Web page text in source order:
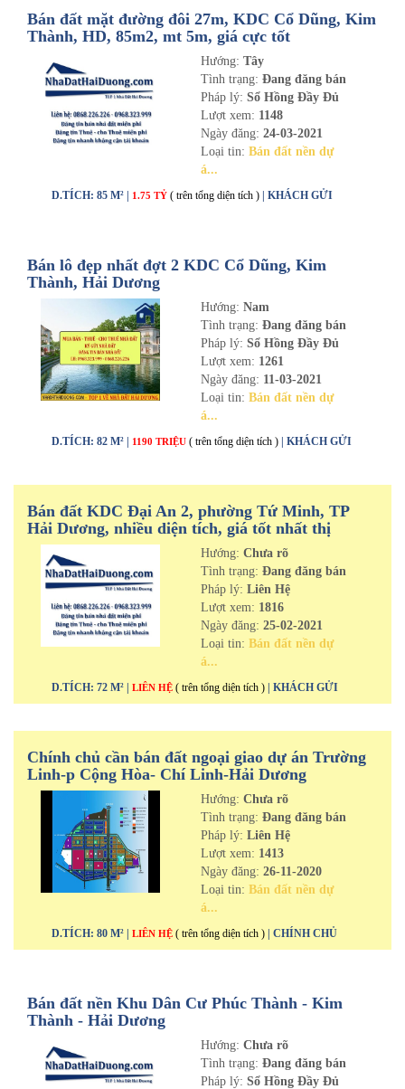
Bán đất mặt đường đôi 27m, KDC Cổ Dũng, Kim
Thành, HD, 85m2, mt 5m, giá cực tốt
Hướng: Tây
Tình trạng: Đang đăng bán
Pháp lý: Sổ Hồng Đầy Đủ
Lượt xem: 1148
Ngày đăng: 24-03-2021
Loại tin: Bán đất nền dự
á...
D.TÍCH: 85 M² | 1.75 TỶ ( trên tổng diện tích ) | KHÁCH GỬI
Bán lô đẹp nhất đợt 2 KDC Cổ Dũng, Kim
Thành, Hải Dương
Hướng: Nam
Tình trạng: Đang đăng bán
Pháp lý: Sổ Hồng Đầy Đủ
Lượt xem: 1261
Ngày đăng: 11-03-2021
Loại tin: Bán đất nền dự
á...
D.TÍCH: 82 M² | 1190 TRIỆU ( trên tổng diện tích ) | KHÁCH GỬI
Bán đất KDC Đại An 2, phường Tứ Minh, TP
Hải Dương, nhiều diện tích, giá tốt nhất thị
trường
Hướng: Chưa rõ
Tình trạng: Đang đăng bán
Pháp lý: Liên Hệ
Lượt xem: 1816
Ngày đăng: 25-02-2021
Loại tin: Bán đất nền dự
á...
D.TÍCH: 72 M² | LIÊN HỆ ( trên tổng diện tích ) | KHÁCH GỬI
Chính chủ cần bán đất ngoại giao dự án Trường
Linh-p Cộng Hòa- Chí Linh-Hải Dương
Hướng: Chưa rõ
Tình trạng: Đang đăng bán
Pháp lý: Liên Hệ
Lượt xem: 1413
Ngày đăng: 26-11-2020
Loại tin: Bán đất nền dự
á...
D.TÍCH: 80 M² | LIÊN HỆ ( trên tổng diện tích ) | CHÍNH CHỦ
Bán đất nền Khu Dân Cư Phúc Thành - Kim
Thành - Hải Dương
Hướng: Chưa rõ
Tình trạng: Đang đăng bán
Pháp lý: Sổ Hồng Đầy Đủ